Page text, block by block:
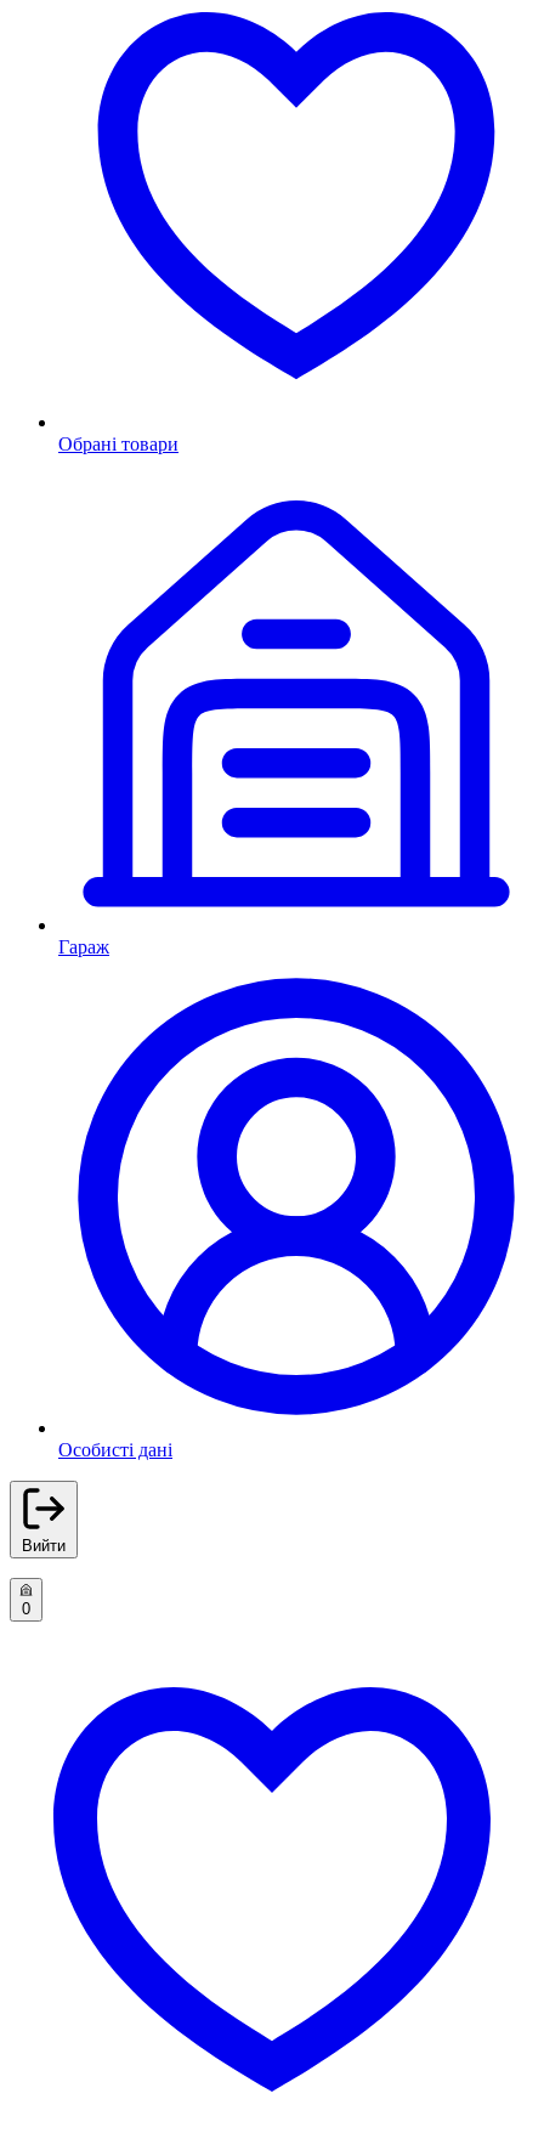
Обрані товари
Гараж
Особисті дані
Вийти
0